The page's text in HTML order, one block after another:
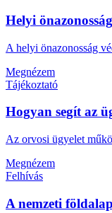
Helyi
A helyi önazonosság
Megnézem
Tájékoztató
Hogyan segít az
Az orvosi ügyelet
Megnézem
Felhívás
A nemzeti